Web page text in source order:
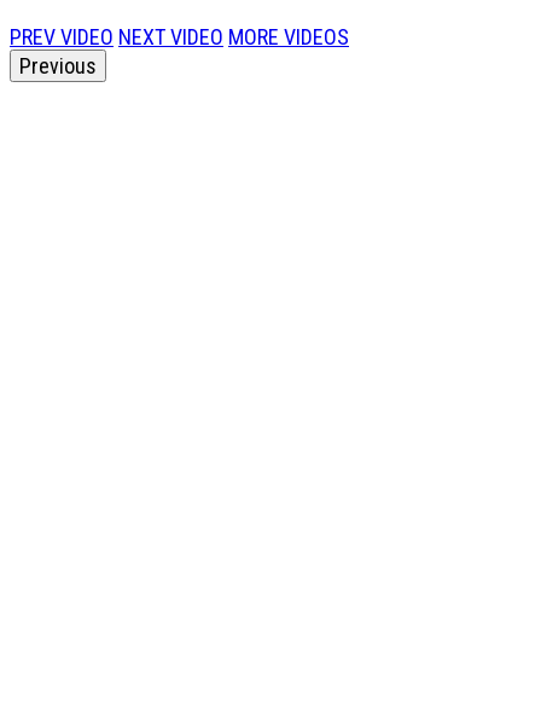
PREV VIDEO NEXT VIDEO MORE VIDEOS
Previous